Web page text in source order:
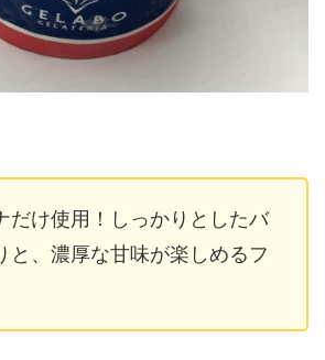
だけ使用！しっかりとしたバ
と、濃厚な甘味が楽しめるフ